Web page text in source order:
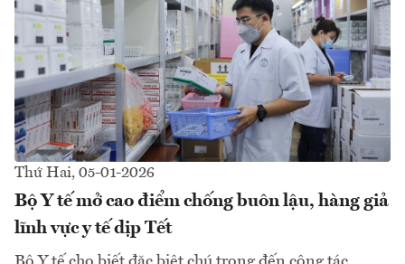
Thứ Hai, 05-01-2026
Bộ Y tế mở cao điểm chống buôn lậu, hàng giả
lĩnh vực y tế dịp Tết